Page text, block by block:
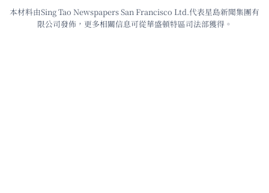
本材料由Sing Tao Newspapers San Francisco Ltd.代表星島新聞集團有
限公司發佈，更多相關信息可從華盛頓特區司法部獲得。